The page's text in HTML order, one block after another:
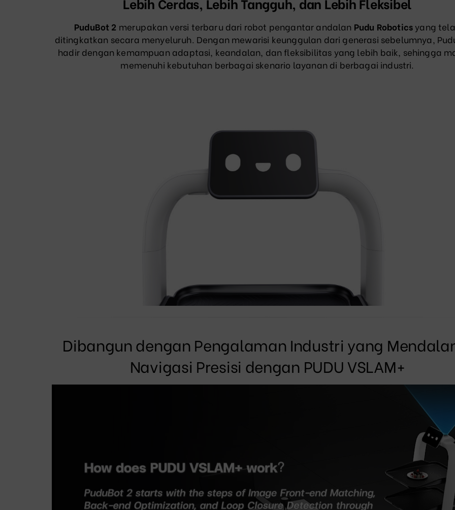
PuduBot 2 merupakan versi terbaru dari robot pengantar andalan Pudu Robotics yang
ditingkatkan secara menyeluruh. Dengan mewarisi keunggulan dari generasi sebelumnya,
hadir dengan kemampuan adaptasi, keandalan, dan fleksibilitas yang lebih baik, sehingga
memenuhi kebutuhan berbagai skenario layanan di berbagai industri.
Dibangun dengan Pengalaman Industri yang
Navigasi Presisi dengan PUDU VSLAM+